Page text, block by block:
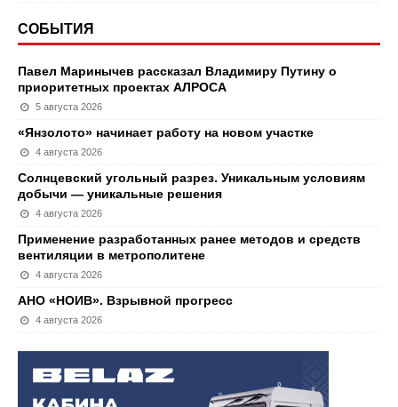
СОБЫТИЯ
Павел Маринычев рассказал Владимиру Путину о
приоритетных проектах АЛРОСА
5 августа 2026
«Янзолото» начинает работу на новом участке
4 августа 2026
Солнцевский угольный разрез. Уникальным условиям
добычи — уникальные решения
4 августа 2026
Применение разработанных ранее методов и средств
вентиляции в метрополитене
4 августа 2026
АНО «НОИВ». Взрывной прогресс
4 августа 2026